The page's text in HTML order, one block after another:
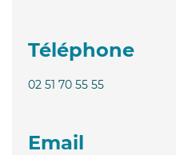
Téléphone
02 51 70 55 55
Email